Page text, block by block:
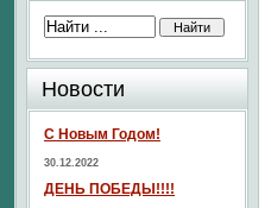
Новости
С Новым Годом!
30.12.2022
ДЕНЬ ПОБЕДЫ!!!!